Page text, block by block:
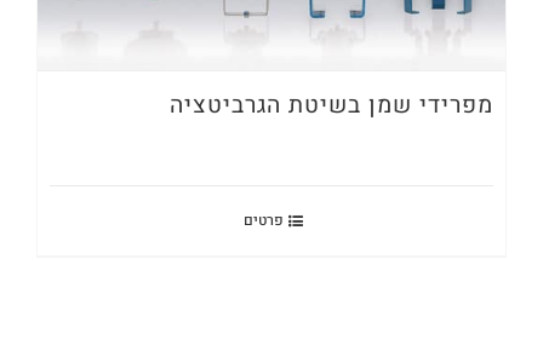
מפרידי שמן בשיטת הגרביטציה
פרטים